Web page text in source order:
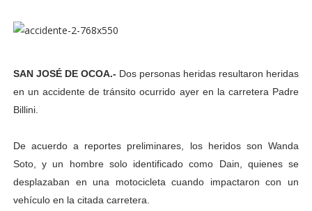
SAN JOSÉ DE OCOA.- Dos personas heridas resultaron heridas
en un accidente de tránsito ocurrido ayer en la carretera Padre
Billini.
De acuerdo a reportes preliminares, los heridos son Wanda
Soto, y un hombre solo identificado como Dain, quienes se
desplazaban en una motocicleta cuando impactaron con un
vehículo en la citada carretera.